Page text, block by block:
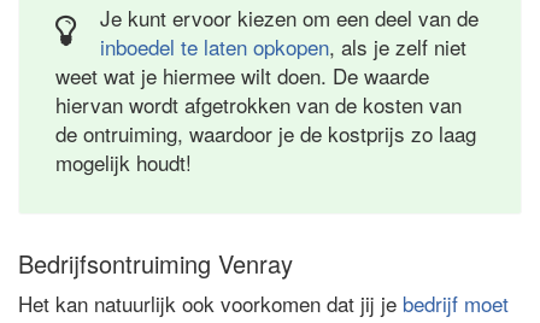
Je kunt ervoor kiezen om een deel van de
inboedel te laten opkopen, als je zelf niet
weet wat je hiermee wilt doen. De waarde
hiervan wordt afgetrokken van de kosten van
de ontruiming, waardoor je de kostprijs zo laag
mogelijk houdt!
Bedrijfsontruiming Venray
Het kan natuurlijk ook voorkomen dat jij je bedrijf moet